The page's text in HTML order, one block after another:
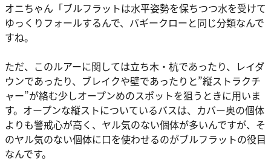
オニちゃん 「ブルフラットは水平姿勢を保ちつつ水を受けて
ゆっくりフォールするんで、バギークローと同じ分類なんで
すね。
ただ、このルアーに関しては立ち木・杭であったり、レイダ
ウンであったり、ブレイクや壁であったりと”縦ストラクチ
ャー”が絡む少しオープンめのスポットを狙うときに用いま
す。 オープンな縦ストについているバスは、カバー奥の個体
よりも警戒心が高く、ヤル気のない個体が多いんですが、そ
のヤル気のない個体に口を使わせるのがブルフラットの役目
なんです。